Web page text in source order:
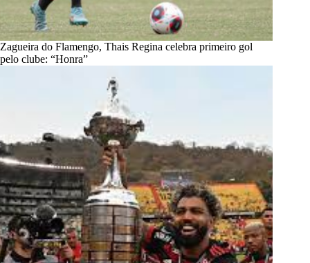
Zagueira do Flamengo, Thais Regina celebra primeiro gol
pelo clube: “Honra”